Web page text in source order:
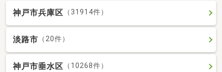
神戸市兵庫区 （31914件）
淡路市 （20件）
神戸市垂水区 （10268件）